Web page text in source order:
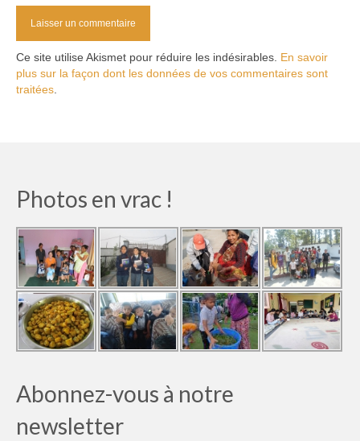
Ce site utilise Akismet pour réduire les indésirables. En savoir
plus sur la façon dont les données de vos commentaires sont
traitées
Photos en vrac !
Abonnez-vous à notre
newsletter